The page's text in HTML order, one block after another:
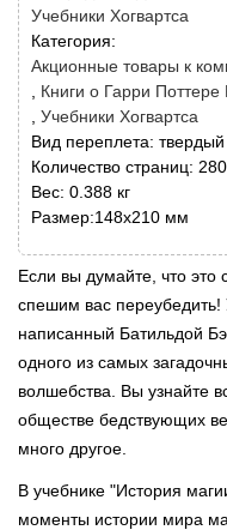
Учебники Хогвартса
Категория:
Акционные товары к
Книги о Гарри
Учебники Хогвартса
Вид переплета: твердый
Количество страниц: 280
Вес: 0.388 кг
Размер:148х210 мм
Если вы думайте, что это
спешим вас переубедить!
написанный Батильдой
одного из самых
волшебства. Вы узнайте
обществе бедствующих
много другое.
В учебнике "История
моменты истории мира